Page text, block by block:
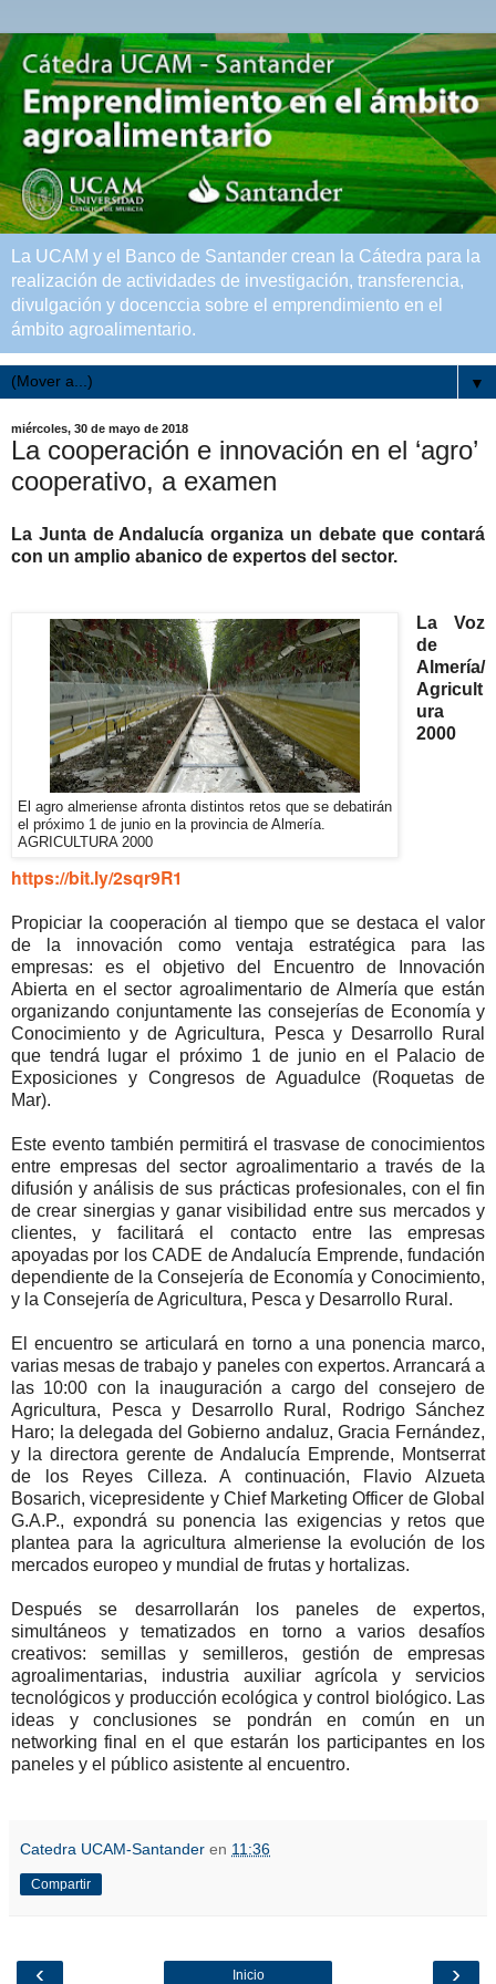
La UCAM y el Banco de Santander crean la Cátedra para la
realización de actividades de investigación, transferencia,
divulgación y docenccia sobre el emprendimiento en el
ámbito agroalimentario.
▼
miércoles, 30 de mayo de 2018
La cooperación e innovación en el ‘agro’
cooperativo, a examen
La Junta de Andalucía organiza un debate que contará
con un amplio abanico de expertos del sector.
El agro almeriense afronta distintos retos que se debatirán
el próximo 1 de junio en la provincia de Almería.
AGRICULTURA 2000
La Voz
de
Almería/
Agricult
ura
2000
https://bit.ly/2sqr9R1
Propiciar la cooperación al tiempo que se destaca el valor
de la innovación como ventaja estratégica para las
empresas: es el objetivo del Encuentro de Innovación
Abierta en el sector agroalimentario de Almería que están
organizando conjuntamente las consejerías de Economía y
Conocimiento y de Agricultura, Pesca y Desarrollo Rural
que tendrá lugar el próximo 1 de junio en el Palacio de
Exposiciones y Congresos de Aguadulce (Roquetas de
Mar).
Este evento también permitirá el trasvase de conocimientos
entre empresas del sector agroalimentario a través de la
difusión y análisis de sus prácticas profesionales, con el fin
de crear sinergias y ganar visibilidad entre sus mercados y
clientes, y facilitará el contacto entre las empresas
apoyadas por los CADE de Andalucía Emprende, fundación
dependiente de la Consejería de Economía y Conocimiento,
y la Consejería de Agricultura, Pesca y Desarrollo Rural.
El encuentro se articulará en torno a una ponencia marco,
varias mesas de trabajo y paneles con expertos. Arrancará a
las 10:00 con la inauguración a cargo del consejero de
Agricultura, Pesca y Desarrollo Rural, Rodrigo Sánchez
Haro; la delegada del Gobierno andaluz, Gracia Fernández,
y la directora gerente de Andalucía Emprende, Montserrat
de los Reyes Cilleza. A continuación, Flavio Alzueta
Bosarich, vicepresidente y Chief Marketing Officer de Global
G.A.P., expondrá su ponencia las exigencias y retos que
plantea para la agricultura almeriense la evolución de los
mercados europeo y mundial de frutas y hortalizas.
Después se desarrollarán los paneles de expertos,
simultáneos y tematizados en torno a varios desafíos
creativos: semillas y semilleros, gestión de empresas
agroalimentarias, industria auxiliar agrícola y servicios
tecnológicos y producción ecológica y control biológico. Las
ideas y conclusiones se pondrán en común en un
networking final en el que estarán los participantes en los
paneles y el público asistente al encuentro.
Catedra UCAM-Santander en 11:36
Compartir
‹ ›
Inicio